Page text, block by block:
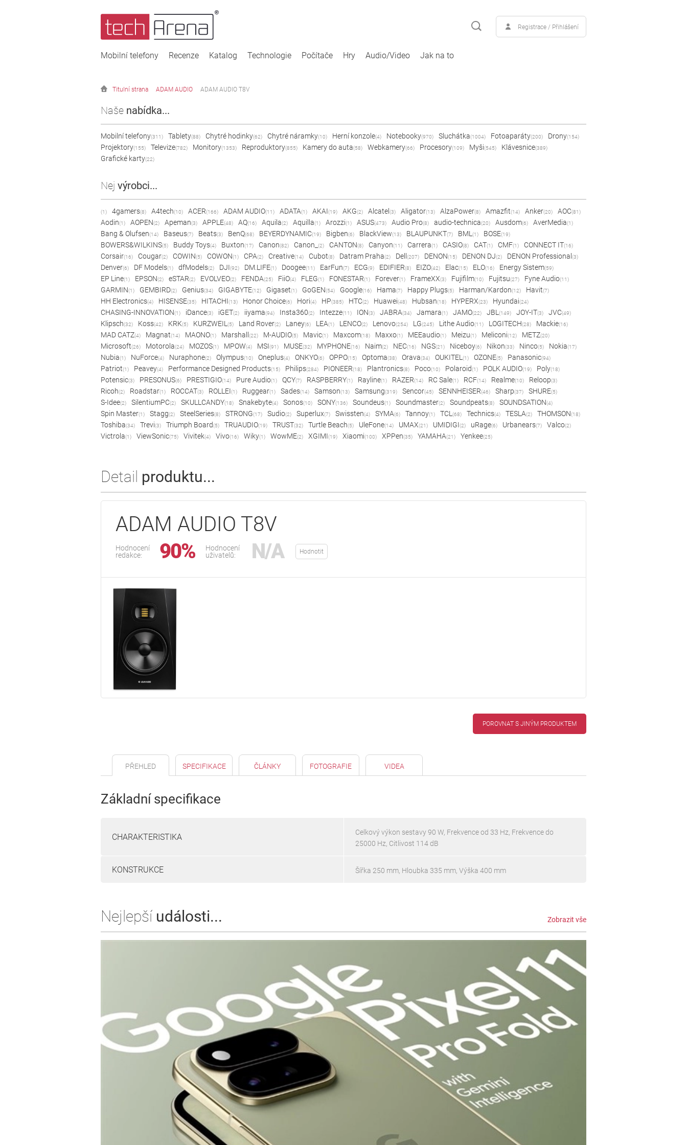
Registrace / Přihlášení
Mobilní telefony Recenze Katalog Technologie Počítače Hry Audio/Video Jak na to
Titulní strana ADAM AUDIO ADAM AUDIO T8V
Naše nabídka...
Mobilní telefony(311) Tablety(88) Chytré hodinky(62) Chytré náramky(10) Herní konzole(4) Notebooky(970) Sluchátka(1004) Fotoaparáty(200) Drony(154)
Projektory(155) Televize(782) Monitory(1353) Reproduktory(855) Kamery do auta(58) Webkamery(66) Procesory(109) Myši(545) Klávesnice(389)
Grafické karty(22)
Nej výrobci...
(1) 4gamers(8) A4tech(10) ACER(166) ADAM AUDIO(11) ADATA(1) AKAI(19) AKG(2) Alcatel (3) Aligator(13) AlzaPower(8) Amazfit(14) Anker(20) AOC(81)
Aodin(1) AOPEN(2) Apeman(3) APPLE(48) AQ(16) Aquila(2) Aquilla(1) Arozzi(1) ASUS(473) Audio Pro(8) audio-technica(20) Ausdom(6) AverMedia(1)
Bang & Olufsen(14) Baseus(7) Beats(3) BenQ(68) BEYERDYNAMIC(19) Bigben(6) BlackView(13) BLAUPUNKT(7) BML(1) BOSE(19)
BOWERS&WILKINS(5) Buddy Toys(4) Buxton(17) Canon(82) Canon_ (2) CANTON(8) Canyon(11) Carrera(1) CASIO(8) CAT(1) CMF(1) CONNECT IT(16)
Corsair(16) Cougar(2) COWIN(5) COWON(1) CPA(2) Creative(14) Cubot(8) Datram Praha(2) Dell (207) DENON(15) DENON DJ(2) DENON Professional (3)
Denver(6) DF Models(1) dfModels(2) DJI(92) DM.LIFE(1) Doogee(11) EarFun(7) ECG(9) EDIFIER(8) EIZO(42) Elac(15) ELO(16) Energy Sistem(59)
EP Line(1) EPSON(2) eSTAR(2) EVOLVEO(2) FENDA(25) FiiO(4) FLEG(1) FONESTAR(1) Forever(1) FrameXX(3) Fujifilm(10) Fujitsu(27) Fyne Audio(11)
GARMIN(1) GEMBIRD(2) Genius(34) GIGABYTE(12) Gigaset(1) GoGEN(54) Google(16) Hama(7) Happy Plugs(5) Harman/Kardon(12) Havit(7)
HH Electronics(4) HISENSE(35) HITACHI(13) Honor Choice(6) Hori(4) HP(385) HTC(2) Huawei(48) Hubsan(18) HYPERX(23) Hyundai(24)
CHASING-INNOVATION(1) iDance(3) iGET(2) iiyama(94) Insta360(2) Intezze(11) ION(3) JABRA(34) Jamara(1) JAMO(22) JBL(149) JOY-IT(3) JVC(49)
Klipsch(32) Koss(42) KRK(5) KURZWEIL(5) Land Rover(2) Laney(6) LEA(1) LENCO(2) Lenovo(254) LG(245) Lithe Audio(11) LOGITECH(28) Mackie(16)
MAD CATZ(4) Magnat(14) MAONO(1) Marshall (22) M-AUDIO(5) Mavic(1) Maxcom(18) Maxxo(1) MEEaudio(1) Meizu(1) Meliconi(12) METZ(20)
Microsoft(26) Motorola(24) MOZOS(1) MPOW(4) MSI(91) MUSE(32) MYPHONE(16) Naim(2) NEC(16) NGS(21) Niceboy(6) Nikon(33) Ninco(5) Nokia(17)
Nubia(1) NuForce(4) Nuraphone(2) Olympus(10) Oneplus(4) ONKYO(6) OPPO(15) Optoma(38) Orava(34) OUKITEL(1) OZONE(5) Panasonic(94)
Patriot(1) Peavey(4) Performance Designed Products(15) Philips(284) PIONEER(18) Plantronics(8) Poco(10) Polaroid(1) POLK AUDIO(19) Poly(18)
Potensic(3) PRESONUS(6) PRESTIGIO(14) Pure Audio(1) QCY(7) RASPBERRY(1) Rayline(1) RAZER(14) RC Sale(1) RCF(14) Realme(10) Reloop(3)
Ricoh(2) Roadstar(1) ROCCAT(3) ROLLEI(1) Ruggear(1) Sades(14) Samson(13) Samsung(319) Sencor(45) SENNHEISER(46) Sharp(37) SHURE(5)
S-Idee(2) SilentiumPC(2) SKULLCANDY(18) Snakebyte(4) Sonos(10) SONY(136) Soundeus(1) Soundmaster(2) Soundpeats(8) SOUNDSATION(4)
Spin Master(1) Stagg(2) SteelSeries(8) STRONG(17) Sudio(2) Superlux(7) Swissten(4) SYMA(6) Tannoy(1) TCL(68) Technics(4) TESLA(2) THOMSON(18)
Toshiba(34) Trevi(3) Triumph Board(5) TRUAUDIO(19) TRUST(32) Turtle Beach(5) UleFone(14) UMAX(21) UMIDIGI(2) uRage(6) Urbanears(7) Valco(2)
Victrola(1) ViewSonic(75) Vivitek(4) Vivo(16) Wiky(1) WowME(2) XGIMI(19) Xiaomi(100) XPPen(35) YAMAHA(21) Yenkee(25)
Detail produktu...
ADAM AUDIO T8V
Hodnocení
redakce:
90%
Hodnocení
uživatelů:
N/A Hodnotit
POROVNAT S JINÝM PRODUKTEM
PŘEHLED SPECIFIKACE ČLÁNKY FOTOGRAFIE VIDEA
Základní specifikace
CHARAKTERISTIKA
Celkový výkon sestavy 90 W, Frekvence od 33 Hz, Frekvence do
25000 Hz, Citlivost 114 dB
KONSTRUKCE Šířka 250 mm, Hloubka 335 mm, Výška 400 mm
Nejlepší události... Zobrazit vše